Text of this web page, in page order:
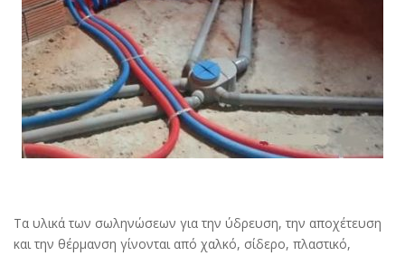
Τα υλικά των σωληνώσεων για την ύδρευση, την αποχέτευση
και την θέρμανση γίνονται από χαλκό, σίδερο, πλαστικό,